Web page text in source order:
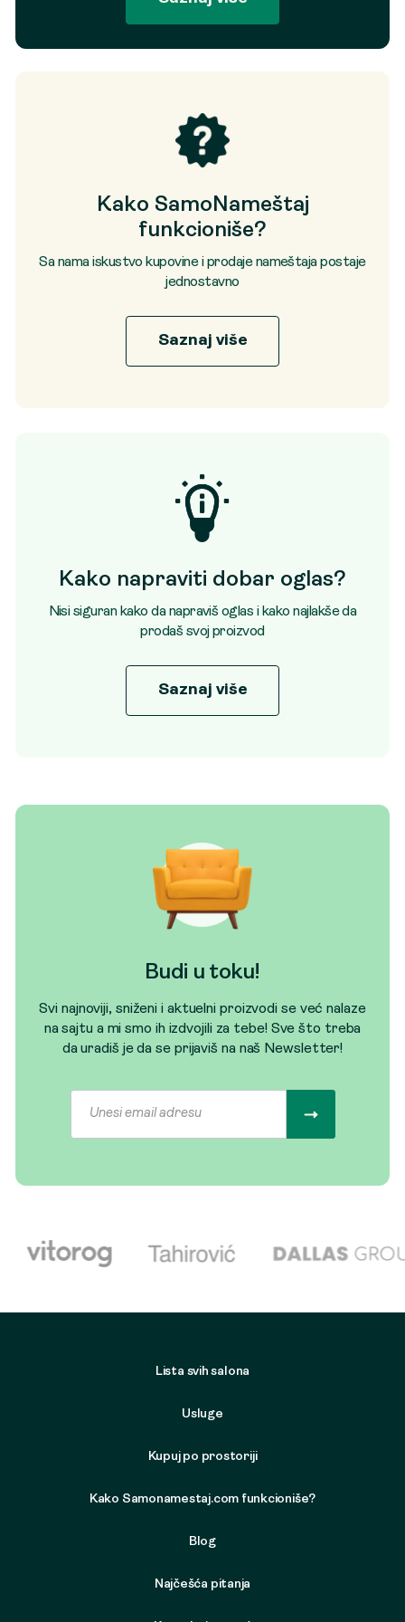
Kako SamoNameštaj
funkcioniše?
Sa nama iskustvo kupovine i prodaje nameštaja postaje
jednostavno
Saznaj više
Kako napraviti dobar oglas?
Nisi siguran kako da napraviš oglas i kako najlakše da
prodaš svoj proizvod
Saznaj više
Budi u toku!
Svi najnoviji, sniženi i aktuelni proizvodi se već nalaze
na sajtu a mi smo ih izdvojili za tebe! Sve što treba
da uradiš je da se prijaviš na naš Newsletter!
Lista svih salona
Usluge
Kupuj po prostoriji
Kako Samonamestaj.com funkcioniše?
Blog
Najčešća pitanja